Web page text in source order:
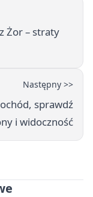
Żor – straty
Następny >>
sprawdź
i widoczność